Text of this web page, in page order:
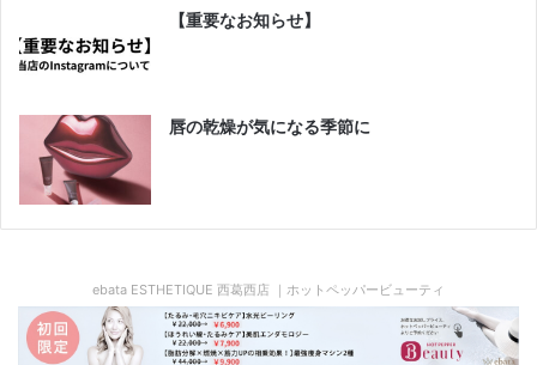
【重要なお知らせ】
唇の乾燥が気になる季節に
ebata ESTHETIQUE 西葛西店 ｜ホットペッパービューティ